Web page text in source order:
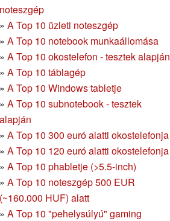
noteszgép
» A Top 10 üzleti noteszgép
» A Top 10 notebook munkaállomása
» A Top 10 okostelefon - tesztek alapján
» A Top 10 táblagép
» A Top 10 Windows tabletje
» A Top 10 subnotebook - tesztek
alapján
» A Top 10 300 euró alatti okostelefonja
» A Top 10 120 euró alatti okostelefonja
» A Top 10 phabletje (>5.5-inch)
» A Top 10 noteszgép 500 EUR
(~160.000 HUF) alatt
» A Top 10 "pehelysúlyú" gaming